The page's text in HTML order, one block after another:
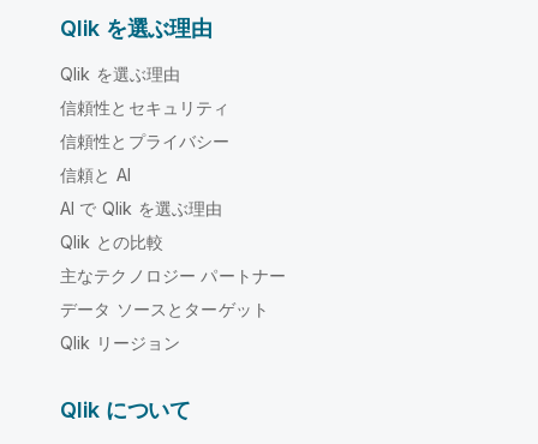
Qlik を選ぶ理由
Qlik を選ぶ理由
信頼性とセキュリティ
信頼性とプライバシー
信頼と AI
AI で Qlik を選ぶ理由
Qlik との比較
主なテクノロジー パートナー
データ ソースとターゲット
Qlik リージョン
Qlik について